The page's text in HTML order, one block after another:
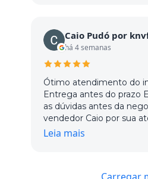
há 4 semanas
Ótimo atendimento do
Entrega antes do prazo
as dúvidas antes da
vendedor Caio por sua
dedicação, os demais
Leia mais